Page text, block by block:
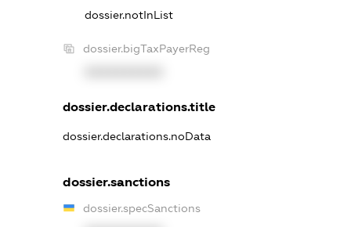
dossier.notInList
dossier.bigTaxPayerReg
dossier.declarations.title
dossier.declarations.noData
dossier.sanctions
dossier.specSanctions